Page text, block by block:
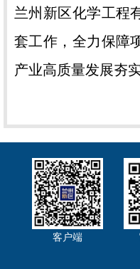
兰州新区化学工程
套工作，全力保障
产业高质量发展夯实
客户端